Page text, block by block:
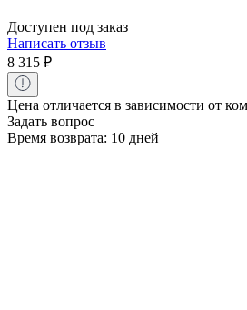
Доступен под заказ
Написать отзыв
8 315 ₽
Цена отличается в зависимости от
Задать вопрос
Время возврата: 10 дней